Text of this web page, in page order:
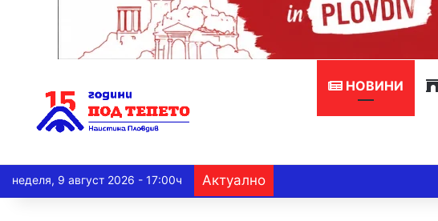
НОВИНИ
неделя, 9 август 2026 - 17:00ч Актуално